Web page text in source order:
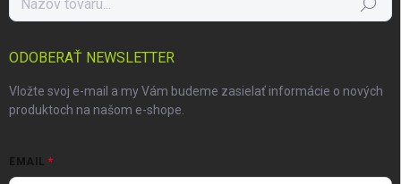
Hľadať
ODOBERAŤ NEWSLETTER
Vložte svoj e-mail a my Vám budeme zasielať informácie o nových
produktoch na našom e-shope.
EMAIL